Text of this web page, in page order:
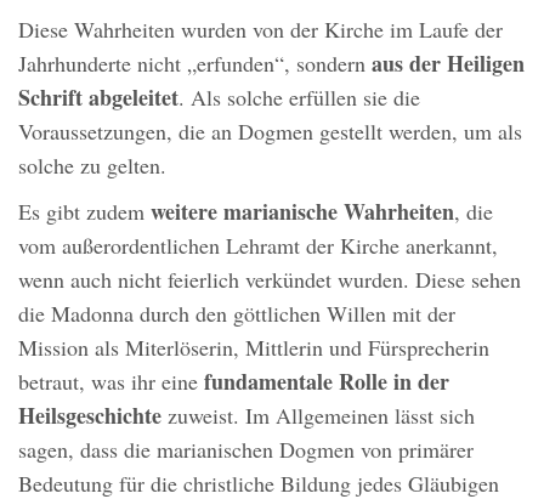
Diese Wahrheiten wurden von der Kirche im Laufe der
Jahrhunderte nicht „erfunden“, sondern aus der Heiligen
Schrift abgeleitet. Als solche erfüllen sie die
Voraussetzungen, die an Dogmen gestellt werden, um als
solche zu gelten.
Es gibt zudem weitere marianische Wahrheiten, die
vom außerordentlichen Lehramt der Kirche anerkannt,
wenn auch nicht feierlich verkündet wurden. Diese sehen
die Madonna durch den göttlichen Willen mit der
Mission als Miterlöserin, Mittlerin und Fürsprecherin
betraut, was ihr eine fundamentale Rolle in der
Heilsgeschichte zuweist. Im Allgemeinen lässt sich
sagen, dass die marianischen Dogmen von primärer
Bedeutung für die christliche Bildung jedes Gläubigen